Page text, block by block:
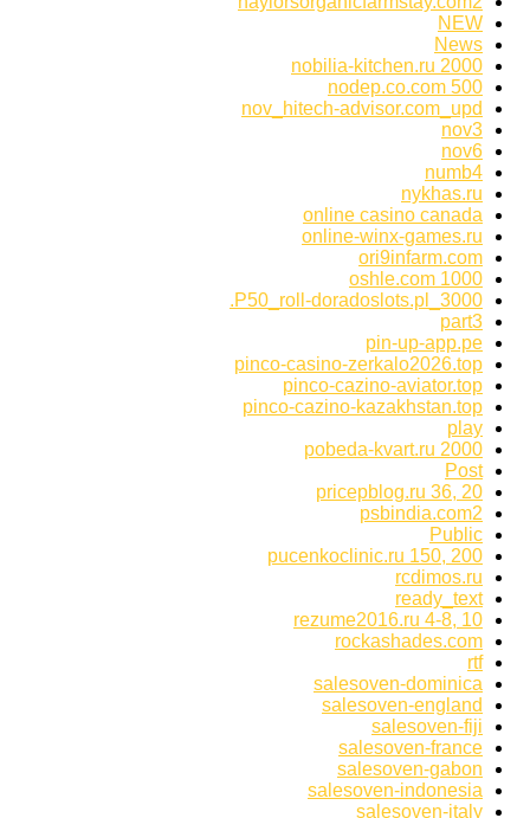
NEW
News
nobilia-kitchen.ru 2000
nodep.co.com 500
nov_hitech-advisor.com_upd
nov3
nov6
numb4
nykhas.ru
online casino canada
online-winx-games.ru
ori9infarm.com
oshle.com 1000
P50_roll-doradoslots.pl_3000.
part3
pin-up-app.pe
pinco-casino-zerkalo2026.top
pinco-cazino-aviator.top
pinco-cazino-kazakhstan.top
play
pobeda-kvart.ru 2000
Post
pricepblog.ru 36, 20
psbindia.com2
Public
pucenkoclinic.ru 150, 200
rcdimos.ru
ready_text
rezume2016.ru 4-8, 10
rockashades.com
rtf
salesoven-dominica
salesoven-england
salesoven-fiji
salesoven-france
salesoven-gabon
salesoven-indonesia
salesoven-italy